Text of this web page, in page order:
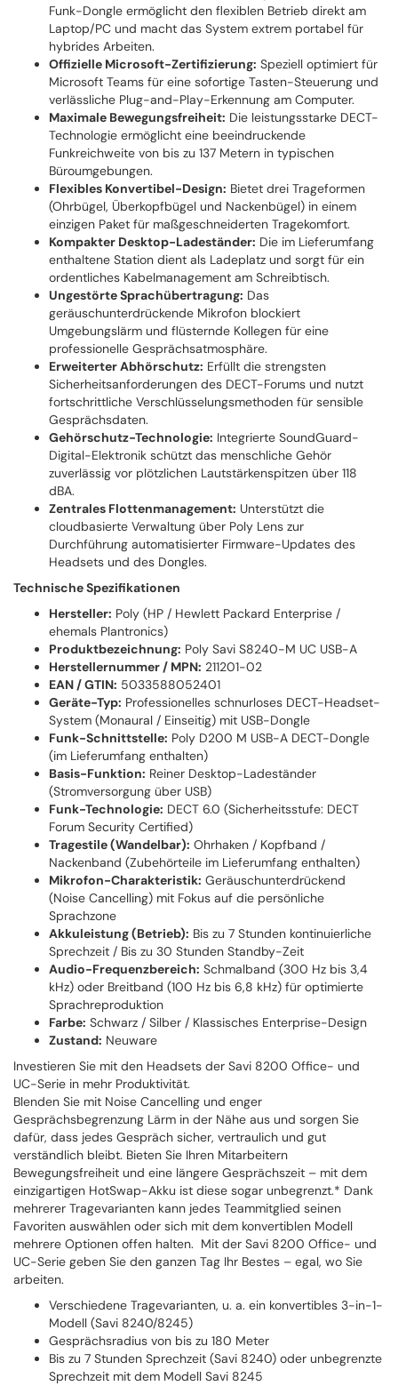
Funk-Dongle ermöglicht den flexiblen Betrieb direkt am
Laptop/PC und macht das System extrem portabel für
hybrides Arbeiten.
Offizielle Microsoft-Zertifizierung: Speziell optimiert für
Microsoft Teams für eine sofortige Tasten-Steuerung und
verlässliche Plug-and-Play-Erkennung am Computer.
Maximale Bewegungsfreiheit: Die leistungsstarke DECT-
Technologie ermöglicht eine beeindruckende
Funkreichweite von bis zu 137 Metern in typischen
Büroumgebungen.
Flexibles Konvertibel-Design: Bietet drei Trageformen
(Ohrbügel, Überkopfbügel und Nackenbügel) in einem
einzigen Paket für maßgeschneiderten Tragekomfort.
Kompakter Desktop-Ladeständer: Die im Lieferumfang
enthaltene Station dient als Ladeplatz und sorgt für ein
ordentliches Kabelmanagement am Schreibtisch.
Ungestörte Sprachübertragung: Das
geräuschunterdrückende Mikrofon blockiert
Umgebungslärm und flüsternde Kollegen für eine
professionelle Gesprächsatmosphäre.
Erweiterter Abhörschutz: Erfüllt die strengsten
Sicherheitsanforderungen des DECT-Forums und nutzt
fortschrittliche Verschlüsselungsmethoden für sensible
Gesprächsdaten.
Gehörschutz-Technologie: Integrierte SoundGuard-
Digital-Elektronik schützt das menschliche Gehör
zuverlässig vor plötzlichen Lautstärkenspitzen über 118
dBA.
Zentrales Flottenmanagement: Unterstützt die
cloudbasierte Verwaltung über Poly Lens zur
Durchführung automatisierter Firmware-Updates des
Headsets und des Dongles.
Technische Spezifikationen
Hersteller: Poly (HP / Hewlett Packard Enterprise /
ehemals Plantronics)
Produktbezeichnung: Poly Savi S8240-M UC USB-A
Herstellernummer / MPN: 211201-02
EAN / GTIN: 5033588052401
Geräte-Typ: Professionelles schnurloses DECT-Headset-
System (Monaural / Einseitig) mit USB-Dongle
Funk-Schnittstelle: Poly D200 M USB-A DECT-Dongle
(im Lieferumfang enthalten)
Basis-Funktion: Reiner Desktop-Ladeständer
(Stromversorgung über USB)
Funk-Technologie: DECT 6.0 (Sicherheitsstufe: DECT
Forum Security Certified)
Tragestile (Wandelbar): Ohrhaken / Kopfband /
Nackenband (Zubehörteile im Lieferumfang enthalten)
Mikrofon-Charakteristik: Geräuschunterdrückend
(Noise Cancelling) mit Fokus auf die persönliche
Sprachzone
Akkuleistung (Betrieb): Bis zu 7 Stunden kontinuierliche
Sprechzeit / Bis zu 30 Stunden Standby-Zeit
Audio-Frequenzbereich: Schmalband (300 Hz bis 3,4
kHz) oder Breitband (100 Hz bis 6,8 kHz) für optimierte
Sprachreproduktion
Farbe: Schwarz / Silber / Klassisches Enterprise-Design
Zustand: Neuware
Investieren Sie mit den Headsets der Savi 8200 Office- und
UC-Serie in mehr Produktivität.
Blenden Sie mit Noise Cancelling und enger
Gesprächsbegrenzung Lärm in der Nähe aus und sorgen Sie
dafür, dass jedes Gespräch sicher, vertraulich und gut
verständlich bleibt. Bieten Sie Ihren Mitarbeitern
Bewegungsfreiheit und eine längere Gesprächszeit – mit dem
einzigartigen HotSwap-Akku ist diese sogar unbegrenzt.* Dank
mehrerer Tragevarianten kann jedes Teammitglied seinen
Favoriten auswählen oder sich mit dem konvertiblen Modell
mehrere Optionen offen halten. Mit der Savi 8200 Office- und
UC-Serie geben Sie den ganzen Tag Ihr Bestes – egal, wo Sie
arbeiten.
Verschiedene Tragevarianten, u. a. ein konvertibles 3-in-1-
Modell (Savi 8240/8245)
Gesprächsradius von bis zu 180 Meter
Bis zu 7 Stunden Sprechzeit (Savi 8240) oder unbegrenzte
Sprechzeit mit dem Modell Savi 8245